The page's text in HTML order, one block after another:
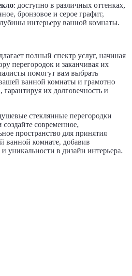
: доступно в различных оттенках,
бронзовое и серое графит,
интерьеру ванной комнаты.
полный спектр услуг, начиная
перегородок и заканчивая их
помогут вам выбрать
ванной комнаты и грамотно
гарантируя их долговечность и
стеклянные перегородки
современное,
пространство для принятия
ванной комнате, добавив
уникальности в дизайн интерьера.